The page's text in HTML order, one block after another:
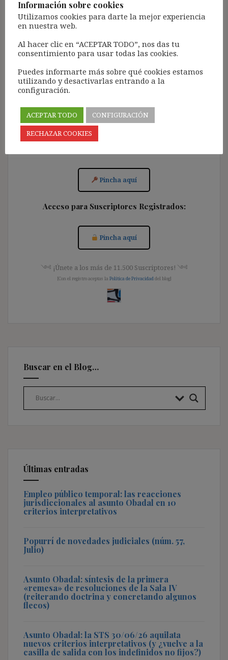
registrado (según los casos, es posible que tengan que
revisar la bandeja de «Spam»).
Más de 11.500 personas ya se han suscrito.
Lamento los inconvenientes que este trámite pueda
causar.
[Con el registro aceptas la política de privacidad del
blog: https://ignasibeltran.com/politica-de-privacidad/]
Pincha aquí
Acceso para Suscriptores Registrados:
Pincha aquí
༺ ¡Únete a los más de 11.500 Suscriptores! ༺
[Con el registro aceptas la Política de Privacidad del blog]
Buscar en el Blog…
Últimas entradas
Empleo público temporal: las reacciones
jurisdiccionales al asunto Obadal en 10
criterios interpretativos
Popurrí de novedades judiciales (núm. 57,
Julio)
Asunto Obadal: síntesis de la primera
«remesa» de resoluciones de la Sala IV
(reiterando doctrina y concretando algunos
flecos)
Asunto Obadal: la STS 30/06/26 aquilata
nuevos criterios interpretativos (y ¿vuelve a la
casilla de salida con los indefinidos no fijos?)
Información sobre cookies
Utilizamos cookies para darte la mejor experiencia
en nuestra web.
Al hacer clic en “ACEPTAR TODO”, nos das tu
consentimiento para usar todas las cookies.
Puedes informarte más sobre qué cookies estamos
utilizando y desactivarlas entrando a la
configuración.
ACEPTAR TODO
CONFIGURACIÓN
RECHAZAR COOKIES